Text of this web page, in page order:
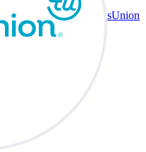
TransUnion